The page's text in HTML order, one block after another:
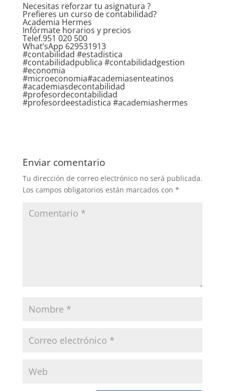
Necesitas reforzar tu asignatura ?
Prefieres un curso de contabilidad?
Academia Hermes
Infórmate horarios y precios
Telef.951 020 500
What’sApp 629531913
#contabilidad #estadistica
#contabilidadpublica #contabilidadgestion
#economia
#microeconomia#academiasenteatinos
#academiasdecontabilidad
#profesordecontabilidad
#profesordeestadistica #academiashermes
Enviar comentario
Tu dirección de correo electrónico no será publicada.
Los campos obligatorios están marcados con *